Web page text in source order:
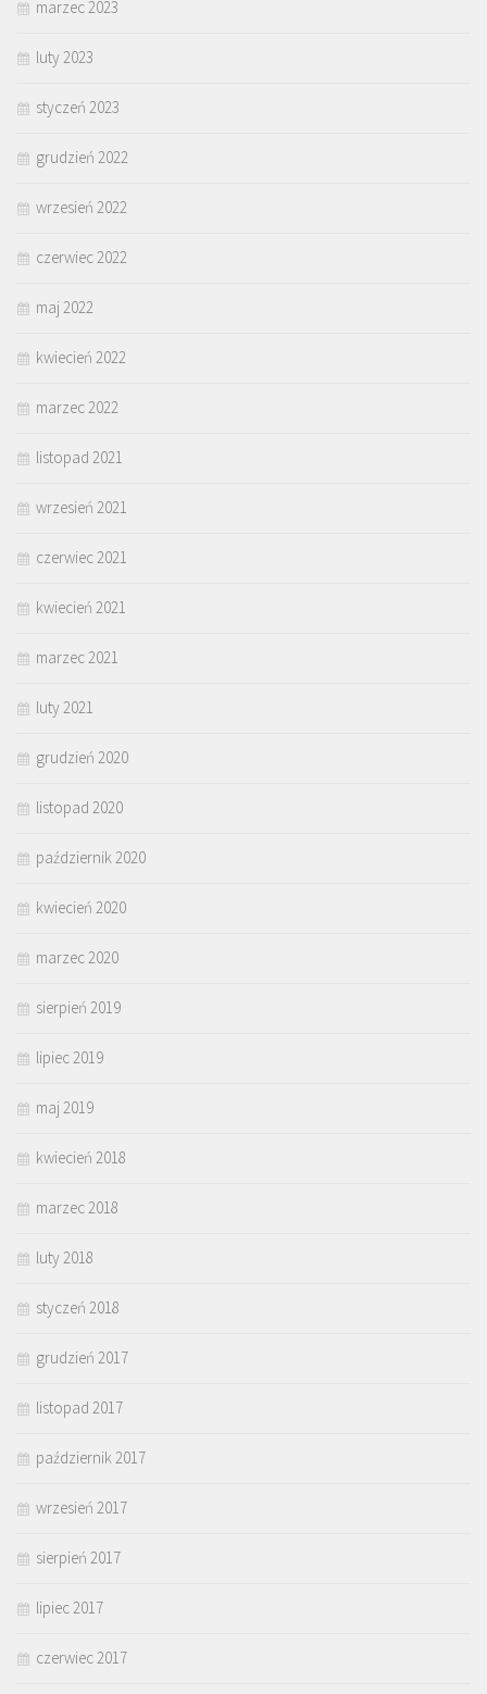
marzec 2023
luty 2023
styczeń 2023
grudzień 2022
wrzesień 2022
czerwiec 2022
maj 2022
kwiecień 2022
marzec 2022
listopad 2021
wrzesień 2021
czerwiec 2021
kwiecień 2021
marzec 2021
luty 2021
grudzień 2020
listopad 2020
październik 2020
kwiecień 2020
marzec 2020
sierpień 2019
lipiec 2019
maj 2019
kwiecień 2018
marzec 2018
luty 2018
styczeń 2018
grudzień 2017
listopad 2017
październik 2017
wrzesień 2017
sierpień 2017
lipiec 2017
czerwiec 2017